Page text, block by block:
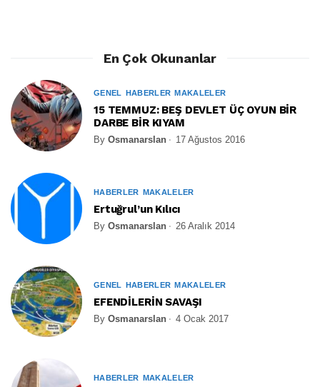
En Çok Okunanlar
GENEL HABERLER MAKALELER
15 TEMMUZ: BEŞ DEVLET ÜÇ OYUN BİR
DARBE BİR KIYAM
By Osmanarslan 17 Ağustos 2016
HABERLER MAKALELER
Ertuğrul’un Kılıcı
By Osmanarslan 26 Aralık 2014
GENEL HABERLER MAKALELER
EFENDİLERİN SAVAŞI
By Osmanarslan 4 Ocak 2017
HABERLER MAKALELER